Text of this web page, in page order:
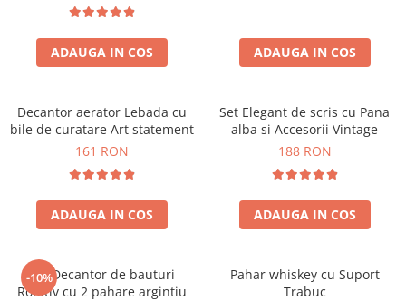
ADAUGA IN COS ADAUGA IN COS
Decantor aerator Lebada cu
bile de curatare Art statement
161 RON
ADAUGA IN COS
Set Elegant de scris cu Pana
alba si Accesorii Vintage
188 RON
ADAUGA IN COS
-10%
Set Decantor de bauturi
Rotativ cu 2 pahare argintiu
Pahar whiskey cu Suport
Trabuc